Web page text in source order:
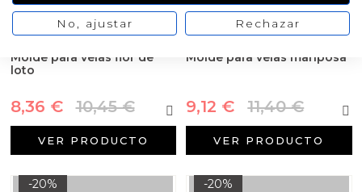
Molde para velas flor de
loto
8,36 € 10,45 €
VER PRODUCTO
Molde para velas mariposa
9,12 € 11,40 €
VER PRODUCTO
-20% -20%
No, ajustar Rechazar